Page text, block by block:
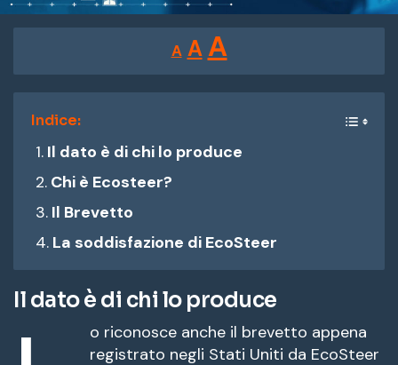
A
Reducir
tamaño
de
fuente.
A Restablecer
tamaño
de
AAumentar
tamaño
fuente.
Indice:
Il dato è di chi lo produce
Chi è Ecosteer?
Il Brevetto
La soddisfazione di EcoSteer
Il dato è di chi lo produce
o riconosce anche il brevetto appena
registrato negli Stati Uniti da EcoSteer